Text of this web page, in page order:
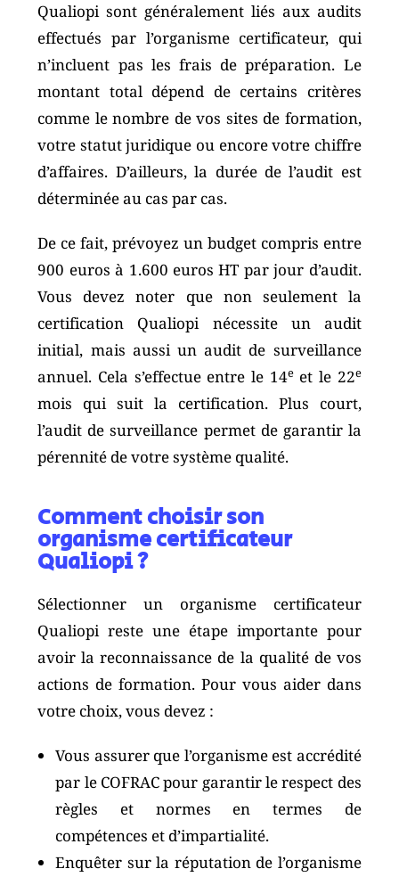
Qualiopi sont généralement liés aux audits
effectués par l’organisme certificateur, qui
n’incluent pas les frais de préparation. Le
montant total dépend de certains critères
comme le nombre de vos sites de formation,
votre statut juridique ou encore votre chiffre
d’affaires. D’ailleurs, la durée de l’audit est
déterminée au cas par cas.
De ce fait, prévoyez un budget compris entre
900 euros à 1.600 euros HT par jour d’audit.
Vous devez noter que non seulement la
certification Qualiopi nécessite un audit
initial, mais aussi un audit de surveillance
annuel. Cela s’effectue entre le 14eet le 22e
mois qui suit la certification. Plus court,
l’audit de surveillance permet de garantir la
pérennité de votre système qualité.
Comment choisir son
organisme certificateur
Qualiopi ?
Sélectionner un organisme certificateur
Qualiopi reste une étape importante pour
avoir la reconnaissance de la qualité de vos
actions de formation. Pour vous aider dans
votre choix, vous devez :
Vous assurer que l’organisme est accrédité
par le COFRAC pour garantir le respect des
règles et normes en termes de
compétences et d’impartialité.
Enquêter sur la réputation de l’organisme